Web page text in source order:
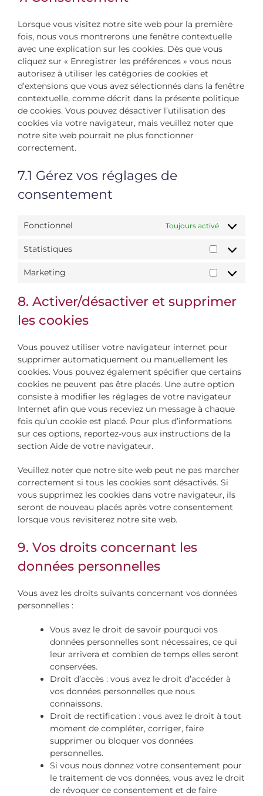
Lorsque vous visitez notre site web pour la première
fois, nous vous montrerons une fenêtre contextuelle
avec une explication sur les cookies. Dès que vous
cliquez sur « Enregistrer les préférences » vous nous
autorisez à utiliser les catégories de cookies et
d’extensions que vous avez sélectionnés dans la fenêtre
contextuelle, comme décrit dans la présente politique
de cookies. Vous pouvez désactiver l’utilisation des
cookies via votre navigateur, mais veuillez noter que
notre site web pourrait ne plus fonctionner
correctement.
7.1 Gérez vos réglages de
consentement
Fonctionnel Toujours activé
Statistiques
Marketing
Marketing
8. Activer/désactiver et supprimer
les cookies
Vous pouvez utiliser votre navigateur internet pour
supprimer automatiquement ou manuellement les
cookies. Vous pouvez également spécifier que certains
cookies ne peuvent pas être placés. Une autre option
consiste à modifier les réglages de votre navigateur
Internet afin que vous receviez un message à chaque
fois qu’un cookie est placé. Pour plus d’informations
sur ces options, reportez-vous aux instructions de la
section Aide de votre navigateur.
Veuillez noter que notre site web peut ne pas marcher
correctement si tous les cookies sont désactivés. Si
vous supprimez les cookies dans votre navigateur, ils
seront de nouveau placés après votre consentement
lorsque vous revisiterez notre site web.
9. Vos droits concernant les
données personnelles
Vous avez les droits suivants concernant vos données
personnelles :
Vous avez le droit de savoir pourquoi vos
données personnelles sont nécessaires, ce qui
leur arrivera et combien de temps elles seront
conservées.
Droit d’accès : vous avez le droit d’accéder à
vos données personnelles que nous
connaissons.
Droit de rectification : vous avez le droit à tout
moment de compléter, corriger, faire
supprimer ou bloquer vos données
personnelles.
Si vous nous donnez votre consentement pour
le traitement de vos données, vous avez le droit
de révoquer ce consentement et de faire